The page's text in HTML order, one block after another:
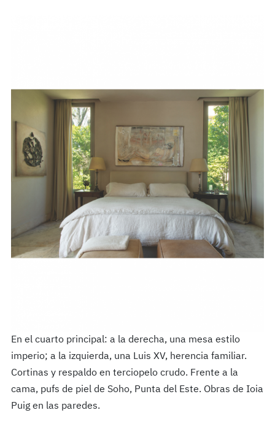
En el cuarto principal: a la derecha, una mesa estilo
imperio; a la izquierda, una Luis XV, herencia familiar.
Cortinas y respaldo en terciopelo crudo. Frente a la
cama, pufs de piel de Soho, Punta del Este. Obras de Ioia
Puig en las paredes.